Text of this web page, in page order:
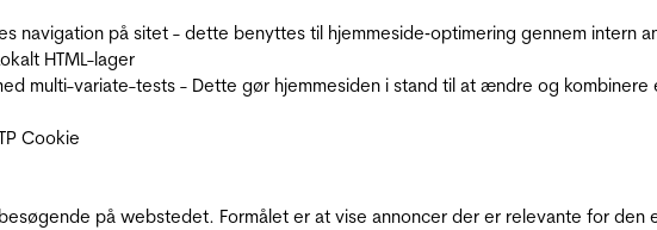
navigation på sitet - dette benyttes til hjemmeside‐optimering gennem intern
HTML-lager
multi-variate-tests - Dette gør hjemmesiden i stand til at ændre og
Cookie
på webstedet. Formålet er at vise annoncer der er relevante for